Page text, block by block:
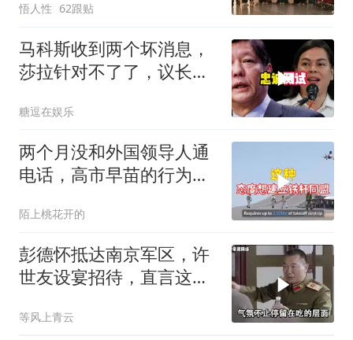
悟人性 62跟贴
马科斯收到两个坏消息，
莎拉针对不了了，议长反
糖逗在娱乐
两个月没和外国领导人通
电话，高市早苗的行为让
陌上桃花开的
彭德怀抵达南京军区，许
世友设宴招待，直言这是
等风上青云